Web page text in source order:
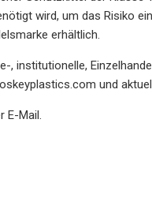
wird, um das Risiko
erhältlich.
institutionelle,
und
E-Mail.